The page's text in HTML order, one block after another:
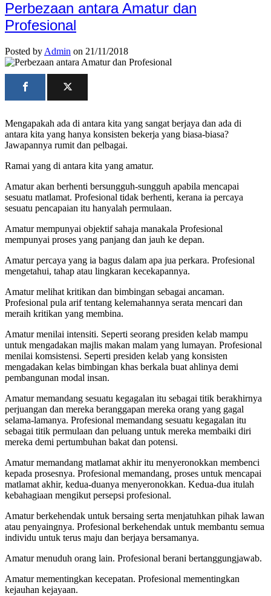
Perbezaan antara Amatur dan
Profesional
Posted by Admin on 21/11/2018
Mengapakah ada di antara kita yang sangat berjaya dan ada di
antara kita yang hanya konsisten bekerja yang biasa-biasa?
Jawapannya rumit dan pelbagai.
Ramai yang di antara kita yang amatur.
Amatur akan berhenti bersungguh-sungguh apabila mencapai
sesuatu matlamat. Profesional tidak berhenti, kerana ia percaya
sesuatu pencapaian itu hanyalah permulaan.
Amatur mempunyai objektif sahaja manakala Profesional
mempunyai proses yang panjang dan jauh ke depan.
Amatur percaya yang ia bagus dalam apa jua perkara. Profesional
mengetahui, tahap atau lingkaran kecekapannya.
Amatur melihat kritikan dan bimbingan sebagai ancaman.
Profesional pula arif tentang kelemahannya serata mencari dan
meraih kritikan yang membina.
Amatur menilai intensiti. Seperti seorang presiden kelab mampu
untuk mengadakan majlis makan malam yang lumayan. Profesional
menilai komsistensi. Seperti presiden kelab yang konsisten
mengadakan kelas bimbingan khas berkala buat ahlinya demi
pembangunan modal insan.
Amatur memandang sesuatu kegagalan itu sebagai titik berakhirnya
perjuangan dan mereka beranggapan mereka orang yang gagal
selama-lamanya. Profesional memandang sesuatu kegagalan itu
sebagai titik permulaan dan peluang untuk mereka membaiki diri
mereka demi pertumbuhan bakat dan potensi.
Amatur memandang matlamat akhir itu menyeronokkan membenci
kepada prosesnya. Profesional memandang, proses untuk mencapai
matlamat akhir, kedua-duanya menyeronokkan. Kedua-dua itulah
kebahagiaan mengikut persepsi profesional.
Amatur berkehendak untuk bersaing serta menjatuhkan pihak lawan
atau penyaingnya. Profesional berkehendak untuk membantu semua
individu untuk terus maju dan berjaya bersamanya.
Amatur menuduh orang lain. Profesional berani bertanggungjawab.
Amatur mementingkan kecepatan. Profesional mementingkan
kejauhan kejayaan.